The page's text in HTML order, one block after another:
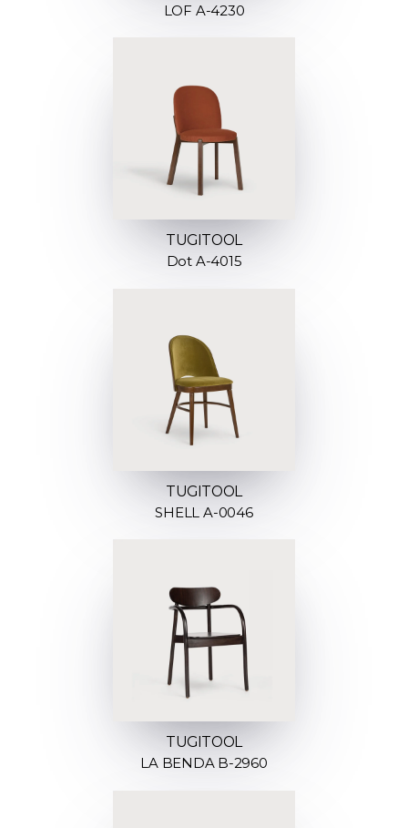
LOF A-4230
TUGITOOL
Dot A-4015
TUGITOOL
SHELL A-0046
TUGITOOL
LA BENDA B-2960